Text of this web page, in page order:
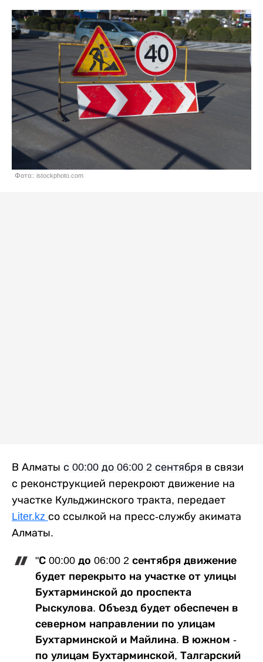
Фото:: istockphoto.com
В Алматы с 00:00 до 06:00 2 сентября в связи
с реконструкцией перекроют движение на
участке Кульджинского тракта, передает
Liter.kz со ссылкой на пресс-службу акимата
Алматы.
"С 00:00 до 06:00 2 сентября движение
будет перекрыто на участке от улицы
Бухтарминской до проспекта
Рыскулова. Объезд будет обеспечен в
северном направлении по улицам
Бухтарминской и Майлина. В южном -
по улицам Бухтарминской, Талгарский